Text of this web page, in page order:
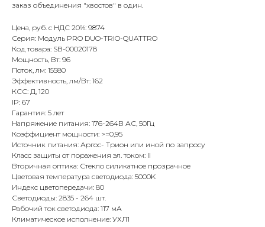
заказ объединения "хвостов" в один.
Цена, руб. с НДС 20%: 9874
Серия: Модуль PRO DUO-TRIO-QUATTRO
Код товара: SB-00020178
Мощность, Вт: 96
Поток, лм: 15580
Эффективность, лм/Вт: 162
КСС: Д, 120
IP: 67
Гарантия: 5 лет
Напряжение питания: 176-264В АС, 50Гц
Коэффициент мощности: >=0,95
Источник питания: Аргос- Трион или иной по запросу
Класс защиты от поражения эл. током: II
Вторичная оптика: Стекло силикатное прозрачное
Цветовая температура светодиода: 5000K
Индекс цветопередачи: 80
Светодиоды: 2835 - 264 шт.
Рабочий ток светодиода: 117 мА
Климатическое исполнение: УХЛ1